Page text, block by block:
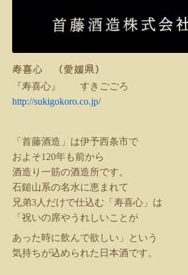
寿喜心 （愛媛県）
『寿喜心』 すきごごろ
http://sukigokoro.co.jp/
「首藤酒造」は伊予西条市で
およそ120年も前から
酒造り一筋の酒造所です。
石鎚山系の名水に恵まれて
兄弟3 人だけで仕込む「寿喜心」は
「祝いの席やうれしいことが
あった時に飲んで欲しい」という
気持ちが込められた日本酒です。